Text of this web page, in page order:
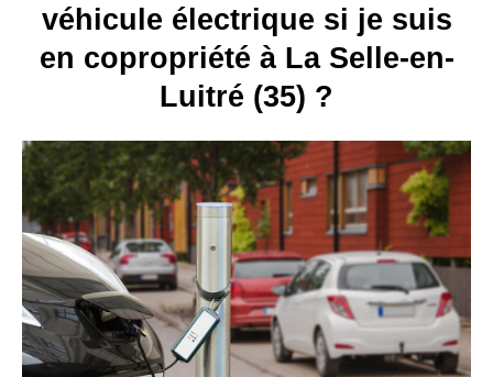
véhicule électrique si je suis
en copropriété à La Selle-en-
Luitré (35) ?